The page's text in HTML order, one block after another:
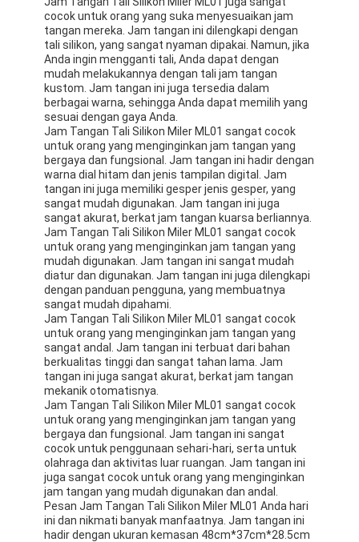
Jam tangan dengan tali silikon
Lady Kuarsa Jam
Pria Kuarsa Watch
Jam tangan quartz ringan
Jam Tangan Olahraga Digital
Jam Tangan Pasangan yang Bergaya
Jam Tangan Anak-anak
Watch Spare Parts
Suku Cadang Tali Jam Tangan
cocok untuk orang yang suka menyesuaikan jam
tangan mereka. Jam tangan ini dilengkapi dengan
tali silikon, yang sangat nyaman dipakai. Namun, jika
Anda ingin mengganti tali, Anda dapat dengan
mudah melakukannya dengan tali jam tangan
kustom. Jam tangan ini juga tersedia dalam
berbagai warna, sehingga Anda dapat memilih yang
sesuai dengan gaya Anda.
Jam Tangan Tali Silikon Miler ML01 sangat cocok
untuk orang yang menginginkan jam tangan yang
bergaya dan fungsional. Jam tangan ini hadir dengan
warna dial hitam dan jenis tampilan digital. Jam
tangan ini juga memiliki gesper jenis gesper, yang
sangat mudah digunakan. Jam tangan ini juga
sangat akurat, berkat jam tangan kuarsa berliannya.
Jam Tangan Tali Silikon Miler ML01 sangat cocok
untuk orang yang menginginkan jam tangan yang
mudah digunakan. Jam tangan ini sangat mudah
diatur dan digunakan. Jam tangan ini juga dilengkapi
dengan panduan pengguna, yang membuatnya
sangat mudah dipahami.
Jam Tangan Tali Silikon Miler ML01 sangat cocok
untuk orang yang menginginkan jam tangan yang
sangat andal. Jam tangan ini terbuat dari bahan
berkualitas tinggi dan sangat tahan lama. Jam
tangan ini juga sangat akurat, berkat jam tangan
mekanik otomatisnya.
Jam Tangan Tali Silikon Miler ML01 sangat cocok
untuk orang yang menginginkan jam tangan yang
bergaya dan fungsional. Jam tangan ini sangat
cocok untuk penggunaan sehari-hari, serta untuk
olahraga dan aktivitas luar ruangan. Jam tangan ini
juga sangat cocok untuk orang yang menginginkan
jam tangan yang mudah digunakan dan andal.
Pesan Jam Tangan Tali Silikon Miler ML01 Anda hari
ini dan nikmati banyak manfaatnya. Jam tangan ini
hadir dengan ukuran kemasan 48cm*37cm*28.5cm